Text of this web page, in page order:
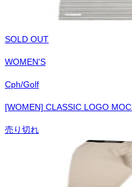
SOLD OUT
WOMEN'S
Cph/Golf
[WOMEN] CLASSIC LOGO
売り切れ